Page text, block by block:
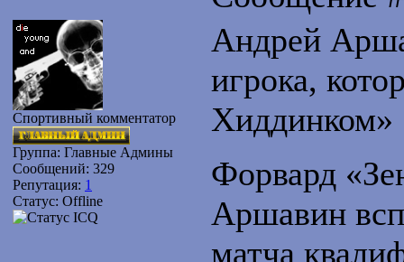
Спортивный комментатор
Группа: Главные Админы
Сообщений: 329
Репутация: 1
Статус: Offline
Андрей
игрока,
Хиддинком»
Форвард
Аршавин
матча